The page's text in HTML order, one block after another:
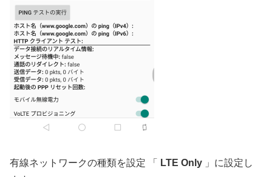
有線ネットワークの種類を設定 「 LTE Only 」に設定し